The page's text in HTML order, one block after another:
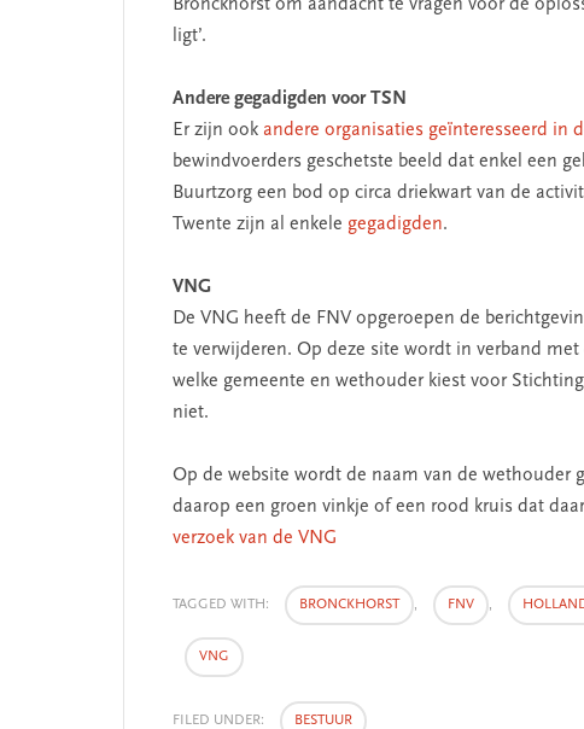
Bronckhorst om aandacht te vragen voor de
ligt’.
Andere gegadigden voor TSN
Er zijn ook andere organisaties geïnteresseerd in
bewindvoerders geschetste beeld dat enkel een
Buurtzorg een bod op circa driekwart van de
Twente zijn al enkele gegadigden.
VNG
De VNG heeft de FNV opgeroepen de
te verwijderen. Op deze site wordt in verband
welke gemeente en wethouder kiest voor
niet.
Op de website wordt de naam van de wethouder
daarop een groen vinkje of een rood kruis dat
verzoek van de VNG
TAGGED WITH: BRONCKHORST , FNV ,
VNG
FILED UNDER: BESTUUR
missie van Segment
‘Persoonlijk